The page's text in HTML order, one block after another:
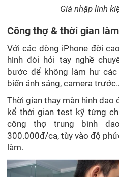
Giá nhập linh
Công thợ & thời gian
Với các dòng iPhone đời
hình đòi hỏi tay nghề
bước để không làm hư
biến ánh sáng, camera
Thời gian thay màn hình
kể thời gian test kỹ từng
công thợ trung bình
300.000đ/ca, tùy vào độ
làm.